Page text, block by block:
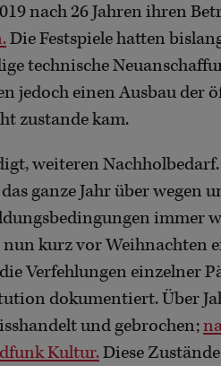
nach 26 Jahren ihren
Die Festspiele hatten
technische
jedoch einen Ausbau der
zustande kam.
weiteren
ganze Jahr über wegen
immer
kurz vor Weihnachten
Verfehlungen einzelner
dokumentiert. Über
und gebrochen;
Kultur.Diese